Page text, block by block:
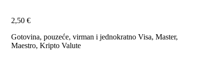
2,50 €
Gotovina, pouzeće, virman i jednokratno Visa, Master,
Maestro, Kripto Valute